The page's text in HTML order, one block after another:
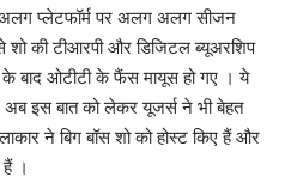
प्लेटफॉर्म पर अलग अलग सीजन
की टीआरपी और डिजिटल ब्यूअरशिप
बाद ओटीटी के फैंस मायूस हो गए । ये
इस बात को लेकर यूजर्स ने भी बेहत
ने बिग बॉस शो को होस्ट किए हैं और
।